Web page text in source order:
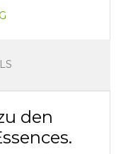
den